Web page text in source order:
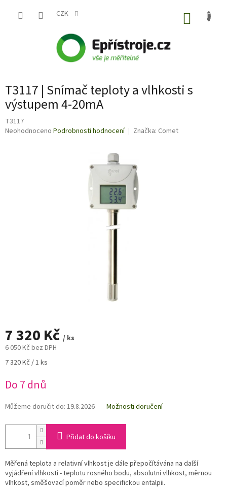
CZK
T3117 | Snímač teploty a vlhkosti s
výstupem 4-20mA
T3117
Průměrné
Neohodnoceno Podrobnosti hodnocení Značka: Comet
7 320 Kč / ks
6 050 Kč bez DPH
Měrná
7 320 Kč / 1 ks
Do 7 dnů
Můžeme doručit do: 19.8.2026 Možnosti doručení
Přidat do košíku
Měřená teplota a relativní vlhkost je dále přepočítávána na další
vyjádření vlhkosti - teplotu rosného bodu, absolutní vlhkost, měrnou
vlhkost, směšovací poměr nebo specifickou entalpii.